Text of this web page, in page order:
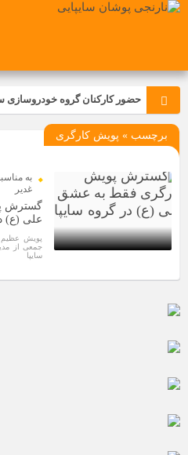
حضور کارکنان گروه خودروسازی
تجدید بیعت کارکنان شرکت پارس
مسابقات ورزشی در
مراسم عزاداری و ذکرمصیبت
شرکت زامیاد
برچسب » پویش کارگری
به
غدير
گسترش
علی (ع)
پویش
جمعی از
سایپا